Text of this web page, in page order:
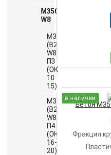
М350
W8
М350
(B25
W8)
П3
(ОК
10-
15)
М350
(B25
W8)
П4
(ОК
16-
20)
в наличии
Бетон
Фракция